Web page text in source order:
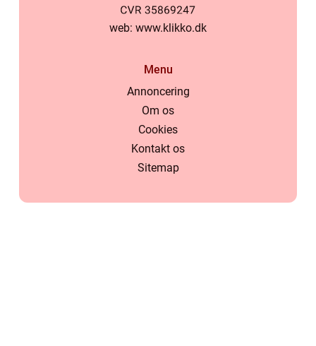
web: www.klikko.dk
Menu
Annoncering
Om os
Cookies
Kontakt os
Sitemap